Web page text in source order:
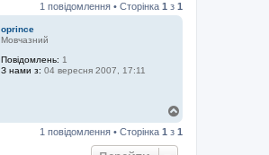
1 повідомлення • Сторінка 1 з 1
oprince
Мовчазний
Повідомлень: 1
З нами з: 04 вересня 2007, 17:11
г
1 повідомлення • Сторінка 1 з 1